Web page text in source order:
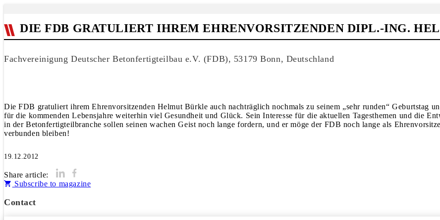
DIE FDB GRATULIERT IHREM EHRENVORSITZENDEN DIPL.-ING.
Fachvereinigung Deutscher Betonfertigteilbau e.V. (FDB), 53179 Bonn, Deutschland
Die FDB gratuliert ihrem Ehrenvorsitzenden Helmut Bürkle auch nachträglich nochmals zu seinem „sehr runden“ Geburtstag
für die kommenden Lebensjahre weiterhin viel Gesundheit und Glück. Sein Interesse für die aktuellen Tagesthemen und die
in der Betonfertigteilbranche sollen seinen wachen Geist noch lange fordern, und er möge der FDB noch lange als
verbunden bleiben!
19.12.2012
Share article:
Subscribe to magazine
Contact